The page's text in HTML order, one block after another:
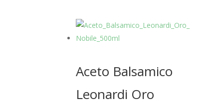
Aceto Balsamico
Leonardi Oro